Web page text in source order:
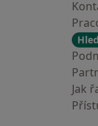
Jak